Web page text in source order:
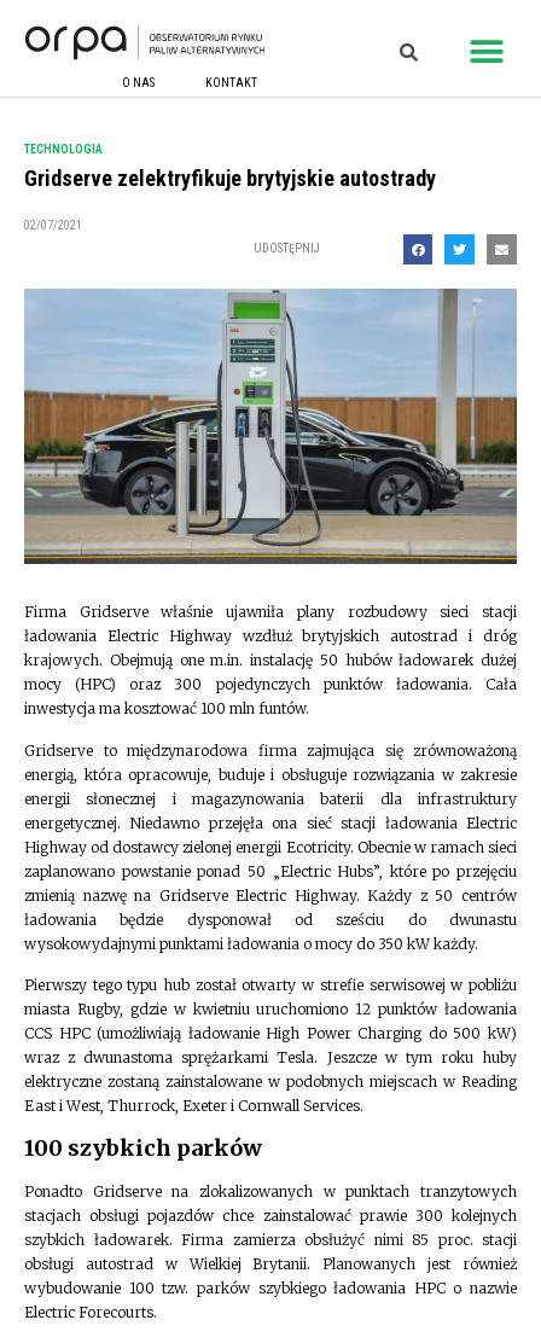
O NAS KONTAKT
TECHNOLOGIA
Gridserve zelektryfikuje brytyjskie autostrady
02/07/2021
UDOSTĘPNIJ
Firma Gridserve właśnie ujawniła plany rozbudowy sieci stacji
ładowania Electric Highway wzdłuż brytyjskich autostrad i dróg
krajowych. Obejmują one m.in. instalację 50 hubów ładowarek dużej
mocy (HPC) oraz 300 pojedynczych punktów ładowania. Cała
inwestycja ma kosztować 100 mln funtów.
Gridserve to międzynarodowa firma zajmująca się zrównoważoną
energią, która opracowuje, buduje i obsługuje rozwiązania w zakresie
energii słonecznej i magazynowania baterii dla infrastruktury
energetycznej. Niedawno przejęła ona sieć stacji ładowania Electric
Highway od dostawcy zielonej energii Ecotricity. Obecnie w ramach sieci
zaplanowano powstanie ponad 50 „Electric Hubs”, które po przejęciu
zmienią nazwę na Gridserve Electric Highway. Każdy z 50 centrów
ładowania będzie dysponował od sześciu do dwunastu
wysokowydajnymi punktami ładowania o mocy do 350 kW każdy.
Pierwszy tego typu hub został otwarty w strefie serwisowej w pobliżu
miasta Rugby, gdzie w kwietniu uruchomiono 12 punktów ładowania
CCS HPC (umożliwiają ładowanie High Power Charging do 500 kW)
wraz z dwunastoma sprężarkami Tesla. Jeszcze w tym roku huby
elektryczne zostaną zainstalowane w podobnych miejscach w Reading
East i West, Thurrock, Exeter i Cornwall Services.
100 szybkich parków
Ponadto Gridserve na zlokalizowanych w punktach tranzytowych
stacjach obsługi pojazdów chce zainstalować prawie 300 kolejnych
szybkich ładowarek. Firma zamierza obsłużyć nimi 85 proc. stacji
obsługi autostrad w Wielkiej Brytanii. Planowanych jest również
wybudowanie 100 tzw. parków szybkiego ładowania HPC o nazwie
Electric Forecourts.